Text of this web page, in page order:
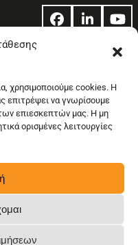
χρησιμοποιούμε cookies. Η
επιτρέψει να γνωρίσουμε
επιεσκεπτών μας. Η μη
ορισμένες λειτουργίες
Facebook
LinkedIn